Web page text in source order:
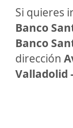
Si quieres
Banco
Banco
dirección
Valladolid